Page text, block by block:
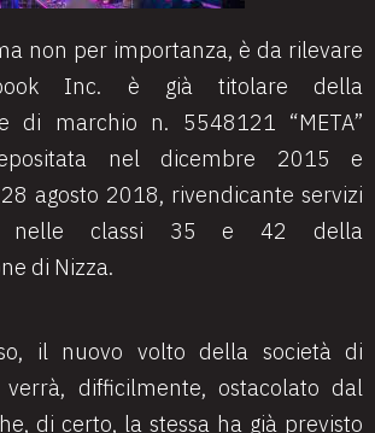
non per importanza, è da rilevare
Inc. è già titolare della
di marchio n. 5548121 “META”
nel dicembre 2015 e
agosto 2018, rivendicante servizi
nelle classi 35 e 42 della
di Nizza.
il nuovo volto della società di
verrà, difficilmente, ostacolato dal
di certo, la stessa ha già previsto